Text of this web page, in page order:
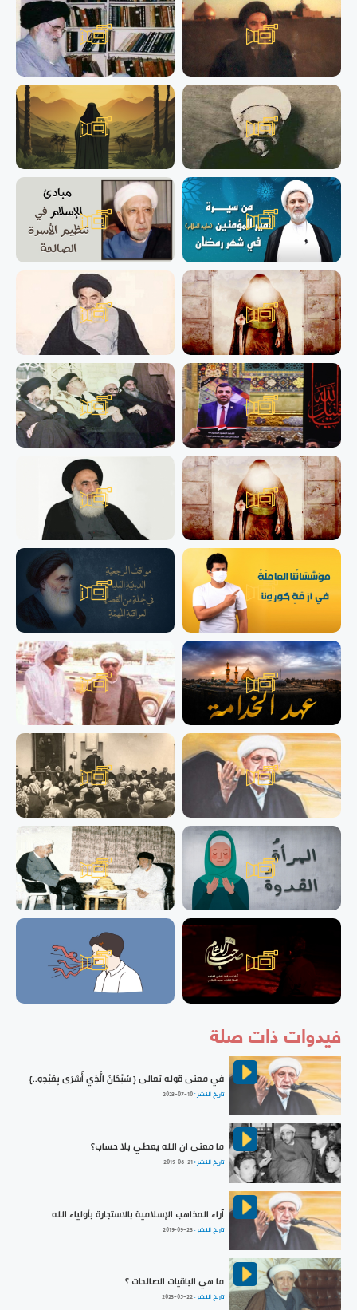
فيدوات ذات صلة
في معنى قوله تعالى { سُبْحَانَ الَّذِي أَسْرَى بِعَبْدِهِ..}
تاريخ النشر :2023-07-10
ما معنى ان الله يعطي بلا حساب؟
تاريخ النشر :2019-06-21
آراء المذاهب الإسلامية بالاستجارة بأولياء الله
تاريخ النشر :2019-09-23
ما هي الباقيات الصالحات ؟
تاريخ النشر :2023-05-22